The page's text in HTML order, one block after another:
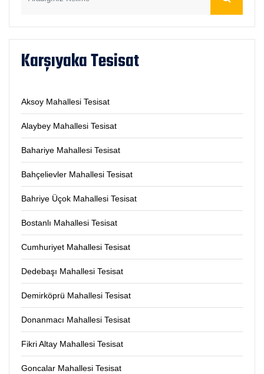
Karşıyaka Tesisat
Aksoy Mahallesi Tesisat
Alaybey Mahallesi Tesisat
Bahariye Mahallesi Tesisat
Bahçelievler Mahallesi Tesisat
Bahriye Üçok Mahallesi Tesisat
Bostanlı Mahallesi Tesisat
Cumhuriyet Mahallesi Tesisat
Dedebaşı Mahallesi Tesisat
Demirköprü Mahallesi Tesisat
Donanmacı Mahallesi Tesisat
Fikri Altay Mahallesi Tesisat
Goncalar Mahallesi Tesisat